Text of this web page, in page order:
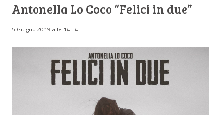
Antonella Lo Coco “Felici in due”
5 Giugno 2019 alle 14:34